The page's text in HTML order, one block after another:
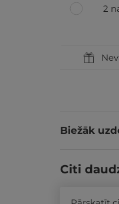
2
Biežāk
Citi